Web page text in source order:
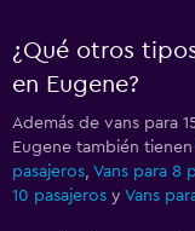
¿Qué otros
en Eugene?
Además de vans para
Eugene también tienen
pasajeros Vans para 8
10 pasajeros y Vans